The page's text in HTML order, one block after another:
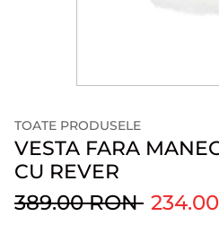
TOATE PRODUSELE
VESTA FARA
CU REVER
389.00 RON